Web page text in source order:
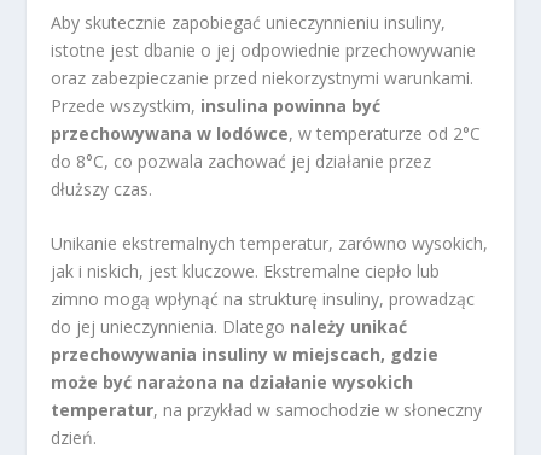
Aby skutecznie zapobiegać unieczynnieniu insuliny,
istotne jest dbanie o jej odpowiednie przechowywanie
oraz zabezpieczanie przed niekorzystnymi warunkami.
Przede wszystkim, insulina powinna być
przechowywana w lodówce, w temperaturze od 2°C
do 8°C, co pozwala zachować jej działanie przez
dłuższy czas.
Unikanie ekstremalnych temperatur, zarówno wysokich,
jak i niskich, jest kluczowe. Ekstremalne ciepło lub
zimno mogą wpłynąć na strukturę insuliny, prowadząc
do jej unieczynnienia. Dlatego należy unikać
przechowywania insuliny w miejscach, gdzie
może być narażona na działanie wysokich
temperatur, na przykład w samochodzie w słoneczny
dzień.